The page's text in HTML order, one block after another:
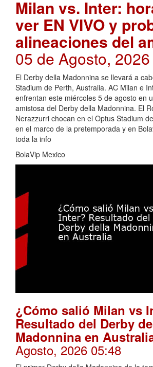
Milan vs. Inter:
ver EN VIVO y
alineaciones del
05 de Agosto,
El Derby della Madonnina se llevará a
Stadium de Perth, Australia. AC Milan e
enfrentan este miércoles 5 de agosto en
amistosa del Derby della Madonnina. El
Nerazzurri chocan en el Optus Stadium
en el marco de la pretemporada y en
toda la info
BolaVip Mexico
¿Cómo salió Milan vs
Resultado del Derby
Madonnina en
Agosto, 2026 05:48